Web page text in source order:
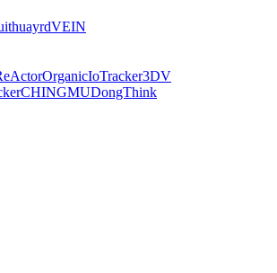
huayrdVEIN
OrganicIoTracker3DV
CHINGMUDongThink